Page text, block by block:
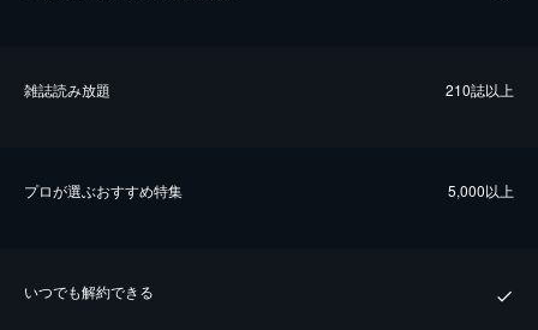
雑誌読み放題 210誌以上
プロが選ぶおすすめ特集 5,000以上
いつでも解約できる